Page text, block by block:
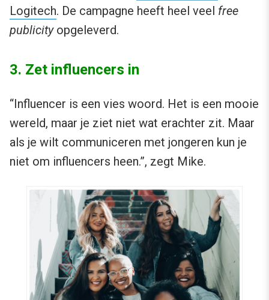
Logitech. De campagne heeft heel veel free
publicityopgeleverd.
3. Zet influencers in
“Influencer is een vies woord. Het is een mooie
wereld, maar je ziet niet wat erachter zit. Maar
als je wilt communiceren met jongeren kun je
niet om influencers heen.”, zegt Mike.